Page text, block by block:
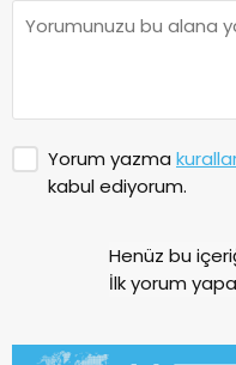
Yorum yazma
kabul ediyorum.
Henüz bu
İlk yorum